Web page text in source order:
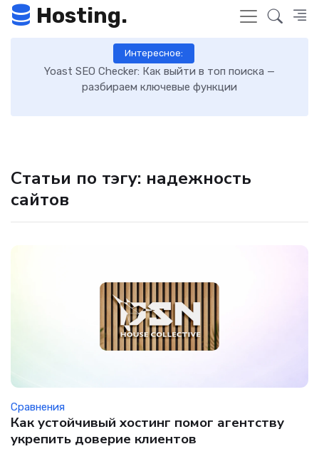
Hosting.
Интересное:
Yoast SEO Checker: Как выйти в топ поиска —
разбираем ключевые функции
Статьи по тэгу: надежность
сайтов
Сравнения
Как устойчивый хостинг помог агентству
укрепить доверие клиентов